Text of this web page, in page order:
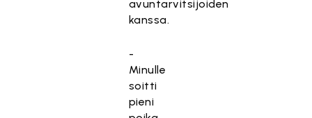
avuntarvitsijoiden
kanssa.
-
Minulle
soitti
pieni